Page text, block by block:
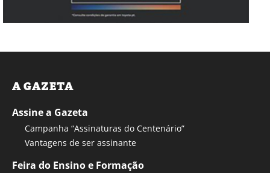
A GAZETA
Assine a Gazeta
Campanha “Assinaturas do Centenário”
Vantagens de ser assinante
Feira do Ensino e Formação